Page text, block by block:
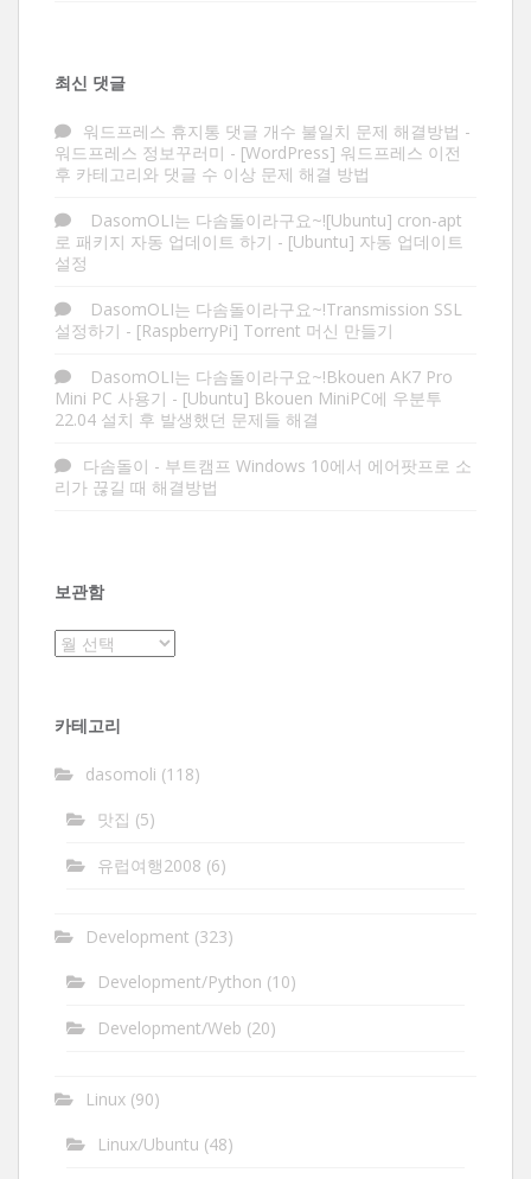
최신 댓글
워드프레스 휴지통 댓글 개수 불일치 문제 해결방법 -
워드프레스 정보꾸러미 - [WordPress] 워드프레스 이전
후 카테고리와 댓글 수 이상 문제 해결 방법
DasomOLI는 다솜돌이라구요~![Ubuntu] cron-apt
로 패키지 자동 업데이트 하기 - [Ubuntu] 자동 업데이트
설정
DasomOLI는 다솜돌이라구요~!Transmission SSL
설정하기 - [RaspberryPi] Torrent 머신 만들기
DasomOLI는 다솜돌이라구요~!Bkouen AK7 Pro
Mini PC 사용기 - [Ubuntu] Bkouen MiniPC에 우분투
22.04 설치 후 발생했던 문제들 해결
다솜돌이 - 부트캠프 Windows 10에서 에어팟프로 소
리가 끊길 때 해결방법
보관함
보
카테고리
dasomoli (118)
맛집 (5)
유럽여행2008 (6)
Development (323)
Development/Python (10)
Development/Web (20)
Linux (90)
Linux/Ubuntu (48)